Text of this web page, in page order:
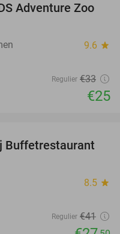
24%
Adventure Zoo
9.6 star
Regulier €33
€25
33%
Buffetrestaurant
8.5 star
Regulier €41